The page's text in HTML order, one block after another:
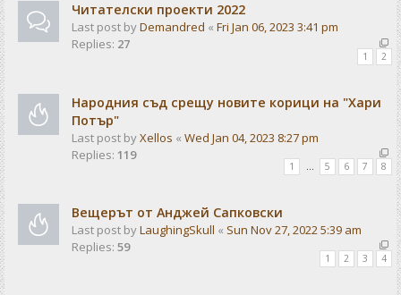
Читателски проекти 2022
Last post byDemandred « Fri Jan 06, 2023 3:41 pm
Replies: 27
1 2
Народния съд срещу новите корици на "Хари
Потър"
Last post byXellos « Wed Jan 04, 2023 8:27 pm
Replies: 119
1 … 5 6 7 8
Вещерът от Анджей Сапковски
Last post byLaughingSkull « Sun Nov 27, 2022 5:39 am
Replies: 59
1 2 3 4